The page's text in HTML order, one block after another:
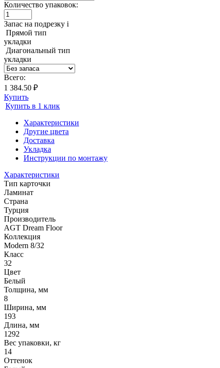
Количество упаковок:
Запас на подрезку i
Прямой тип
укладки
Диагональный тип
укладки
Всего:
1 384.50 ₽
Купить
Купить в 1 клик
Характеристики
Другие цвета
Доставка
Укладка
Инструкции по монтажу
Характеристики
Тип карточки
Ламинат
Страна
Турция
Производитель
AGT Dream Floor
Коллекция
Modern 8/32
Класс
32
Цвет
Белый
Толщина, мм
8
Ширина, мм
193
Длина, мм
1292
Вес упаковки, кг
14
Оттенок